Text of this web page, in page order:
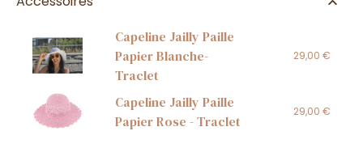
Capeline Jailly Paille
Papier Blanche-
Traclet
29,00 €
Capeline Jailly Paille
Papier Rose - Traclet
29,00 €